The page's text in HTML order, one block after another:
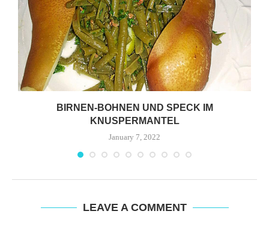
BIRNEN-BOHNEN UND SPECK IM
KNUSPERMANTEL
January 7, 2022
LEAVE A COMMENT